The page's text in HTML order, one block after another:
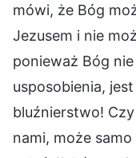
mówi, że Bóg
Jezusem i nie
ponieważ Bóg
usposobienia,
bluźnierstwo!
nami, może